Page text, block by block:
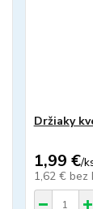
Držiaky
1,99 €/
1,62 € bez